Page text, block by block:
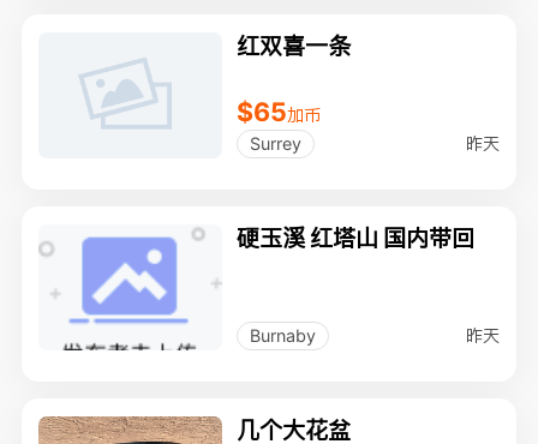
红双喜一条
$65加币
Surrey
昨天
硬玉溪 红塔山 国内带回
Burnaby 昨天
几个大花盆